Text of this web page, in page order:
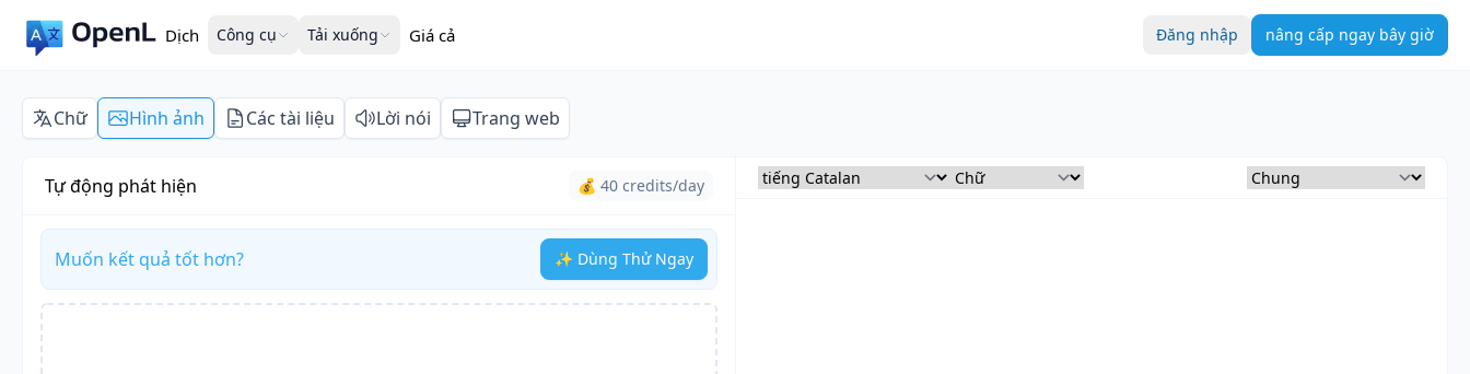
Dịch Công cụ Tải xuống Giá cả Đăng nhập nâng cấp ngay bây giờ
Chữ Hình ảnh Các tài liệu Lời nói Trang web
Tự động phát hiện 💰 40 credits/day
Muốn kết quả tốt hơn? ✨ Dùng Thử Ngay